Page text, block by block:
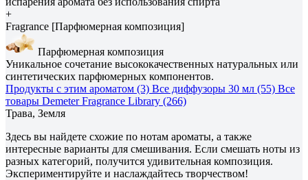
+
Fragrance [Парфюмерная композиция]
Парфюмерная композиция
Уникальное сочетание высококачественных натуральных или
синтетических парфюмерных компонентов.
Продукты с этим ароматом (3) Все диффузоры 30 мл (55) Все
товары Demeter Fragrance Library (266)
Трава, Земля
Здесь вы найдете схожие по нотам ароматы, а также
интересные варианты для смешивания. Если смешать ноты из
разных категорий, получится удивительная композиция.
Экспериментируйте и наслаждайтесь творчеством!